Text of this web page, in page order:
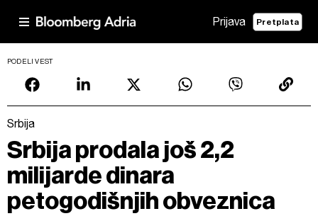
Prijava Pretplata
PODELI VEST
Srbija
Srbija prodala još 2,2
milijarde dinara
petogodišnjih obveznica